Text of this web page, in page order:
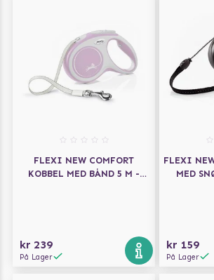
FLEXI NEW COMFORT
KOBBEL MED BÅND 5 M -
kr 239
På Lager
FLEXI
MED
kr 159
På Lager